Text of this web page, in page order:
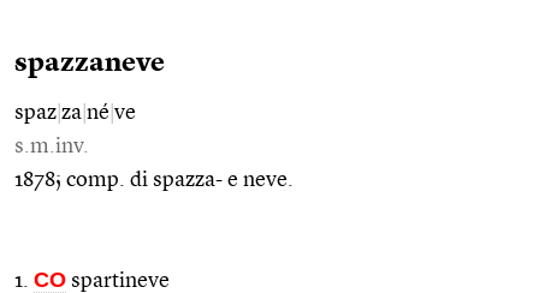
spazzaneve
spaz za né ve
s.m.inv.
1878; comp. di spazza- e neve.
1. CO spartineve